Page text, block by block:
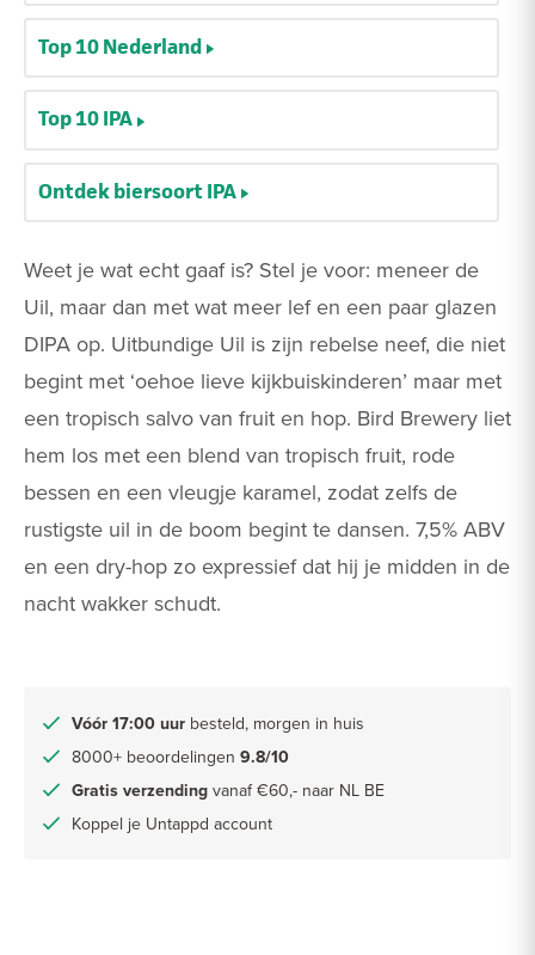
Weet je wat echt gaaf is? Stel je voor: meneer de
Uil, maar dan met wat meer lef en een paar glazen
DIPA op. Uitbundige Uil is zijn rebelse neef, die niet
begint met ‘oehoe lieve kijkbuiskinderen’ maar met
een tropisch salvo van fruit en hop. Bird Brewery liet
hem los met een blend van tropisch fruit, rode
bessen en een vleugje karamel, zodat zelfs de
rustigste uil in de boom begint te dansen. 7,5% ABV
en een dry-hop zo expressief dat hij je midden in de
nacht wakker schudt.
Vóór 17:00 uur besteld, morgen in huis
8000+ beoordelingen 9.8/10
Gratis verzending vanaf €60,- naar NL BE
Koppel je Untappd account
Top 10 Nederland
Top 10 IPA
Ontdek biersoort IPA